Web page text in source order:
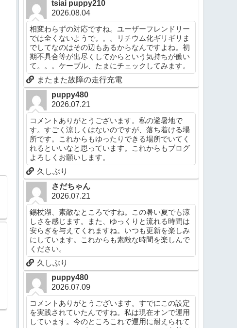
tsiai puppy210
2026.08.04
相変わらずの対応ですね。ユーザーフレンドリー
では全くないようで。。。リチウム化ギリギリま
でしてなのはその辺もあるからなんですよね。初
期不具合等が出尽くしてからという気持ちが働い
て。。。ケーブル、たまにチェックしてみます。
またまた故障の走行充電
puppy480
2026.07.21
コメントありがとうございます。私の避暑地で
す。すごく涼しくはないのですが、落ち着ける場
所です。これからもゆったりできる場所でいてく
れるといいなと思っています。これからもブログ
よろしくお願いします。
久しぶり
さだちゃん
2026.07.21
錫杖湖、素敵なところですね。この暑い夏でも涼
しさを感じます。また、ゆっくりと流れる時間は
安らぎを与えてくれますね。いつも更新を楽しみ
にしています。これからも素敵な時間を楽しんで
ください。
久しぶり
puppy480
2026.07.09
コメントありがとうございます。すでにこの設定
を実践されていたんですね。私は現在オンで運用
しています。今のところこれで運用に耐えられて